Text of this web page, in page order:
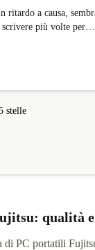
ritardo a causa,
più volte per
Le risposte del
stelle
qualità e
di PC portatili